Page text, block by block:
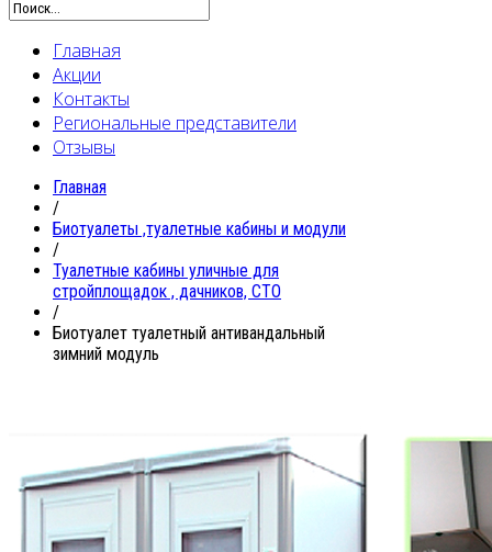
Главная
Акции
Контакты
Региональные представители
Отзывы
Главная
/
Биотуалеты ,туалетные кабины и модули
/
Туалетные кабины уличные для
стройплощадок , дачников, СТО
/
Биотуалет туалетный антивандальный
зимний модуль